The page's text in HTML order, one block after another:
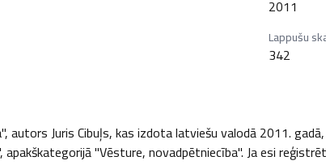
2011
Lappušu
342
autors Juris Cibuļs, kas izdota latviešu valodā 2011.
"Vēsture, novadpētniecība". Ja esi